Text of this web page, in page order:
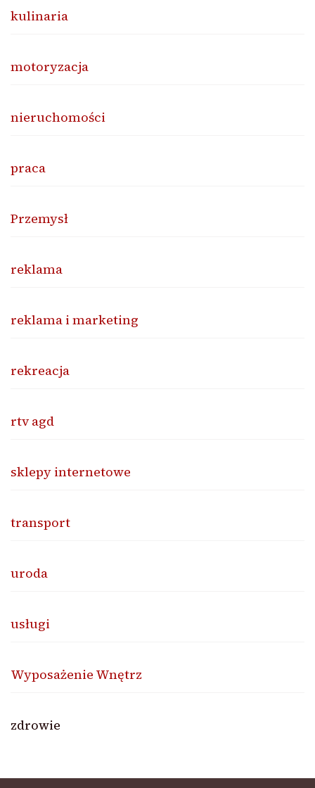
kulinaria
motoryzacja
nieruchomości
praca
Przemysł
reklama
reklama i marketing
rekreacja
rtv agd
sklepy internetowe
transport
uroda
usługi
Wyposażenie Wnętrz
zdrowie